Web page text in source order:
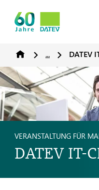
... DATEV
VERANSTALTUNG FÜR
DATEV IT-